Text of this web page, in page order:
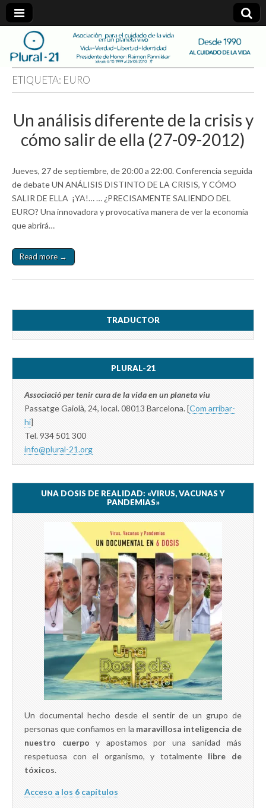
plural-
21.org
ETIQUETA: EURO
Un análisis diferente de la crisis y
cómo salir de ella (27-09-2012)
Jueves, 27 de septiembre, de 20:00 a 22:00. Conferencia seguida
de debate UN ANÁLISIS DISTINTO DE LA CRISIS, Y CÓMO
SALIR DE ELLA ¡YA!… … ¿PRECISAMENTE SALIENDO DEL
EURO? Una innovadora y provocativa manera de ver la economía
que abrirá…
Read more →
TRADUCTOR
PLURAL-21
Associació per tenir cura de la vida en un planeta viu
Passatge Gaiolà, 24, local. 08013 Barcelona. [Com arribar-
hi]
Tel. 934 501 300
info@plural-21.org
UNA DOSIS DE REALIDAD: «VIRUS, VACUNAS Y
PANDEMIAS»
Un documental hecho desde el sentir de un grupo de
personas que confiamos en la maravillosa inteligencia de
nuestro cuerpo y apostamos por una sanidad más
respetuosa con el organismo, y totalmente libre de
tóxicos.
Acceso a los 6 capítulos